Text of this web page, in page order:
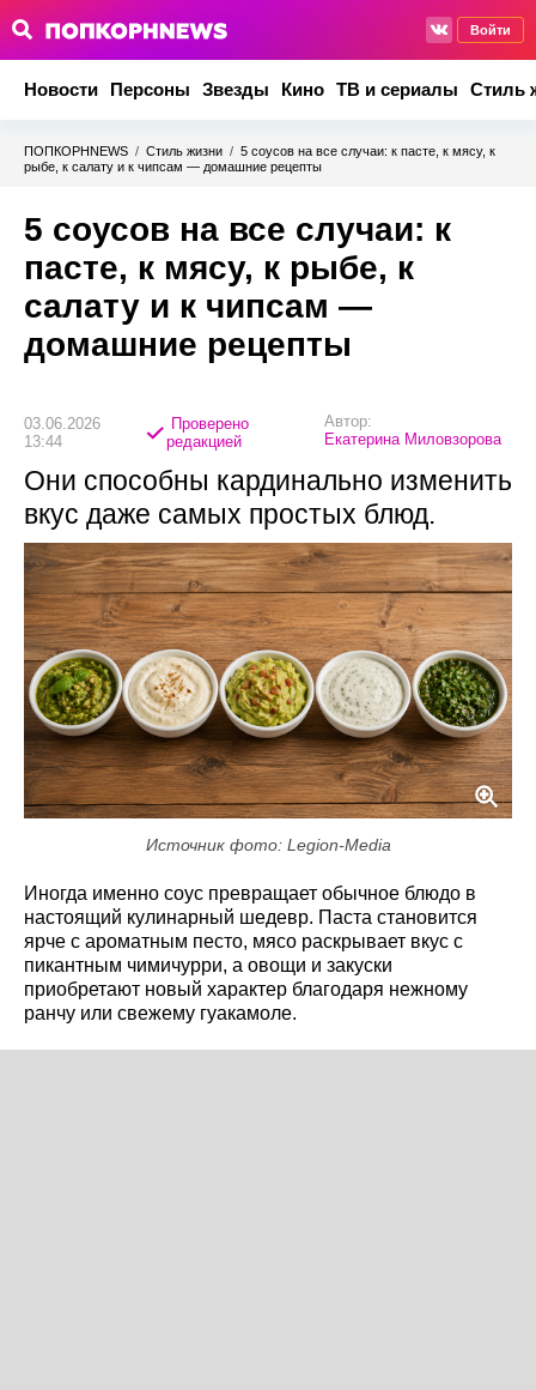
Войти
Новости Персоны Звезды Кино ТВ и сериалы Стиль
ПОПКОРНNEWS / Стиль жизни / 5 соусов на все случаи: к пасте, к мясу, к
рыбе, к салату и к чипсам — домашние рецепты
5 соусов на все случаи: к
пасте, к мясу, к рыбе, к
салату и к чипсам —
домашние рецепты
03.06.2026
13:44
Проверено
редакцией
Автор:
Екатерина Миловзорова
Они способны кардинально изменить
вкус даже самых простых блюд.
Источник фото: Legion-Media
Иногда именно соус превращает обычное блюдо в
настоящий кулинарный шедевр. Паста становится
ярче с ароматным песто, мясо раскрывает вкус с
пикантным чимичурри, а овощи и закуски
приобретают новый характер благодаря нежному
ранчу или свежему гуакамоле.